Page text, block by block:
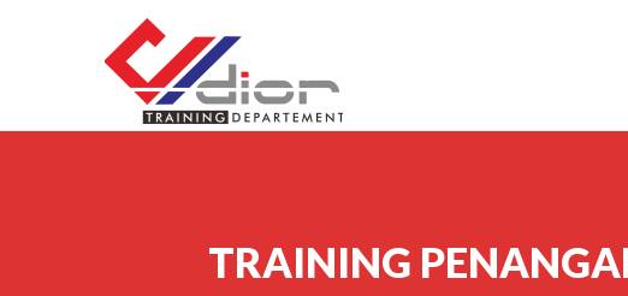
TRAINING